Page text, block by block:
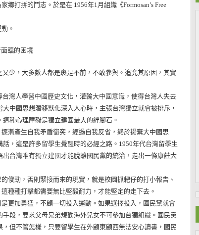
打拼的鬥志。於是在 1956年1月組織《Formosan’s Free
。
臨的困境
，大多數人都是裹足不前，不敢參與。追究其原因，其實
人學習中國歷史文化，灌輸大中國意識，使得台灣人失去
中國思想潛移默化深入人心時，主張台灣獨立就會被排斥，
種心理障礙是獨立建國最大的絆腳石。
產生自我矛盾衝突，經過自我反省，終於揚棄大中國思
，這是許多留學生覺醒時的必經之路。1950年代台灣留學生
台灣唯有獨立建國才能脫離國民黨的統治，走出一條康莊大
傻勁，否則緊接而來的現實，就是校園抓耙仔的打小報告、
種種打擊都需要無比堅毅耐力，才能堅定的走下去。
加勇猛，不顧一切投入運動。如果選擇投入，國民黨就會
段，要求父母兄弟規勸海外兒女不可參加台獨組織。國民黨
但不管怎樣，只要留學生在外顧東顧西無法安心讀書，國民